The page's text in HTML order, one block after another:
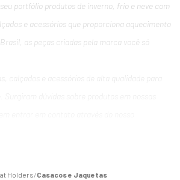
portfólio produtos de inverno, frio e neve com
aquecimento
pela marca você só
Holders Casacos e Jaquetas